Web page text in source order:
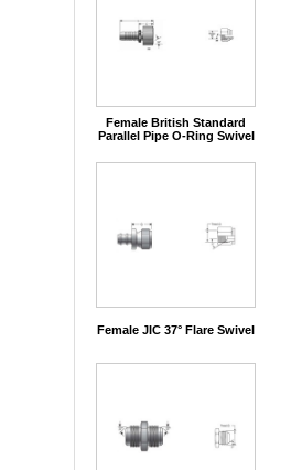
Female British Standard
Parallel Pipe O-Ring Swivel
Female JIC 37° Flare Swivel